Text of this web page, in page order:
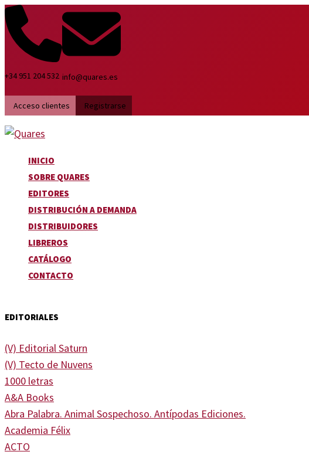
Ir
al
contenido
+34 951 204 532 info@quares.es
Acceso clientes Registrarse
INICIO
SOBRE QUARES
EDITORES
DISTRIBUCIÓN A DEMANDA
DISTRIBUIDORES
LIBREROS
CATÁLOGO
CONTACTO
EDITORIALES
(V) Editorial Saturn
(V) Tecto de Nuvens
1000 letras
A&A Books
Abra Palabra. Animal Sospechoso. Antípodas Ediciones.
Academia Félix
ACTO
Search
...
Ordenado